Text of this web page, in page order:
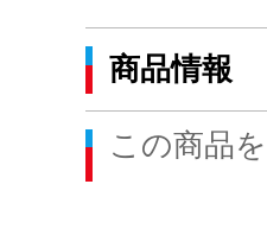
商品情報
この商品